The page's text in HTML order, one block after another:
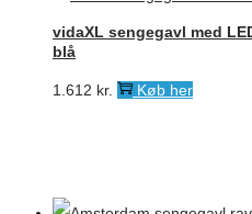
vidaXL sengegavl med
blå
1.612 kr. Køb her